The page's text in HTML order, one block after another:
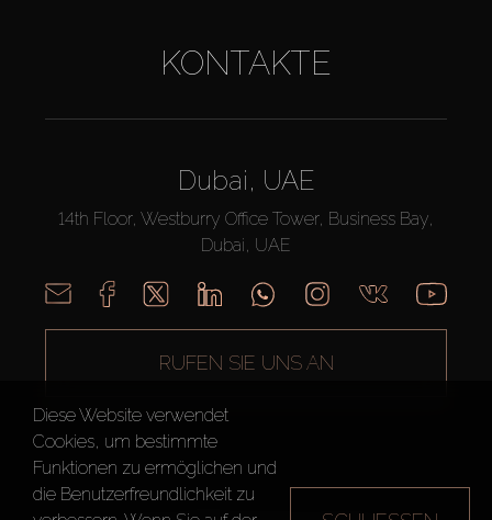
KONTAKTE
Dubai, UAE
14th Floor, Westburry Office Tower, Business Bay,
Dubai, UAE
RUFEN SIE UNS AN
Diese Website verwendet
Cookies, um bestimmte
Funktionen zu ermöglichen und
die Benutzerfreundlichkeit zu